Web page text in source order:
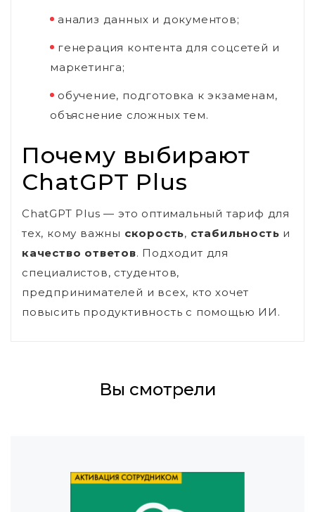
анализ данных и документов;
генерация контента для соцсетей и
маркетинга;
обучение, подготовка к экзаменам,
объяснение сложных тем.
Почему выбирают
ChatGPT Plus
ChatGPT Plus — это оптимальный тариф для
тех, кому важны скорость, стабильность и
качество ответов. Подходит для
специалистов, студентов,
предпринимателей и всех, кто хочет
повысить продуктивность с помощью ИИ.
Вы смотрели